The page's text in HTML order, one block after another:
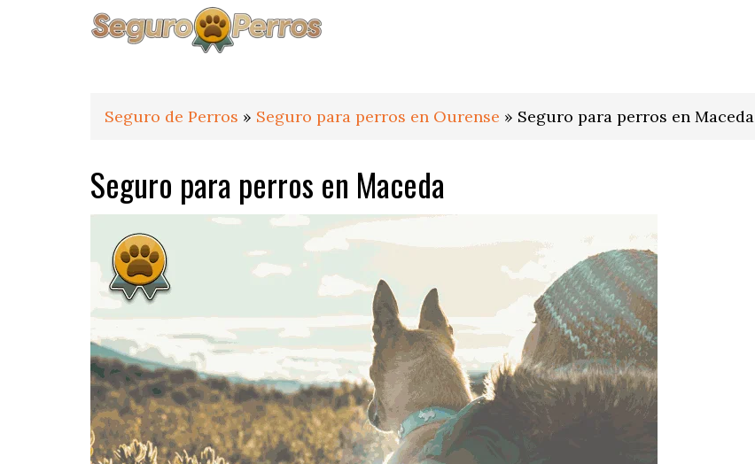
Seguro de Perros » Seguro para perros en Ourense » Seguro para perros en Maceda
Seguro para perros en Maceda